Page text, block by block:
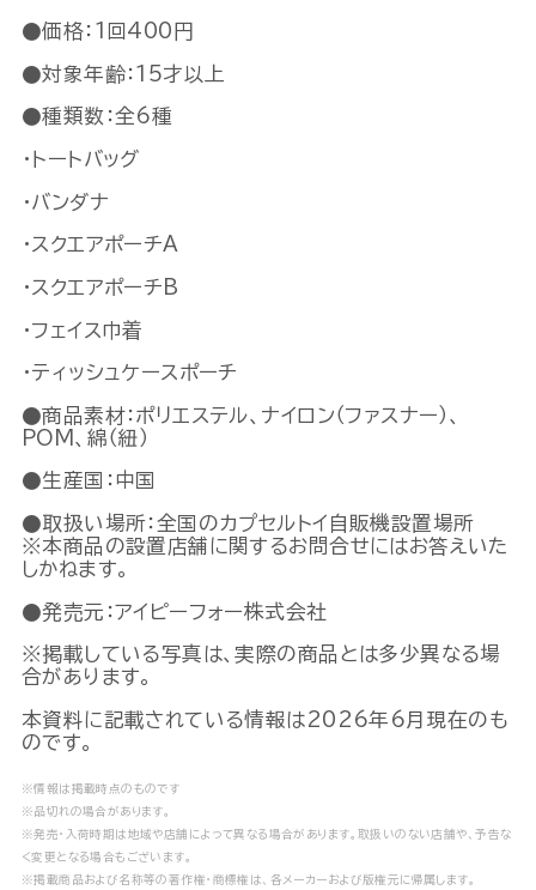
●価格：1回400円
●対象年齢：15才以上
●種類数：全6種
・トートバッグ
・バンダナ
・スクエアポーチA
・スクエアポーチB
・フェイス巾着
・ティッシュケースポーチ
●商品素材：ポリエステル、ナイロン（ファスナー）､
POM、綿（紐）
●生産国：中国
●取扱い場所：全国のカプセルトイ自販機設置場所
※本商品の設置店舗に関するお問合せにはお答えいた
しかねます。
●発売元：アイピーフォー株式会社
※掲載している写真は、実際の商品とは多少異なる場
合があります。
本資料に記載されている情報は2026年6月現在のも
のです。
※情報は掲載時点のものです
※品切れの場合があります。
※発売・入荷時期は地域や店舗によって異なる場合があります。取扱いのない店舗や、予告な
く変更となる場合もございます。
※掲載商品および名称等の著作権・商標権は、各メーカーおよび版権元に帰属します。